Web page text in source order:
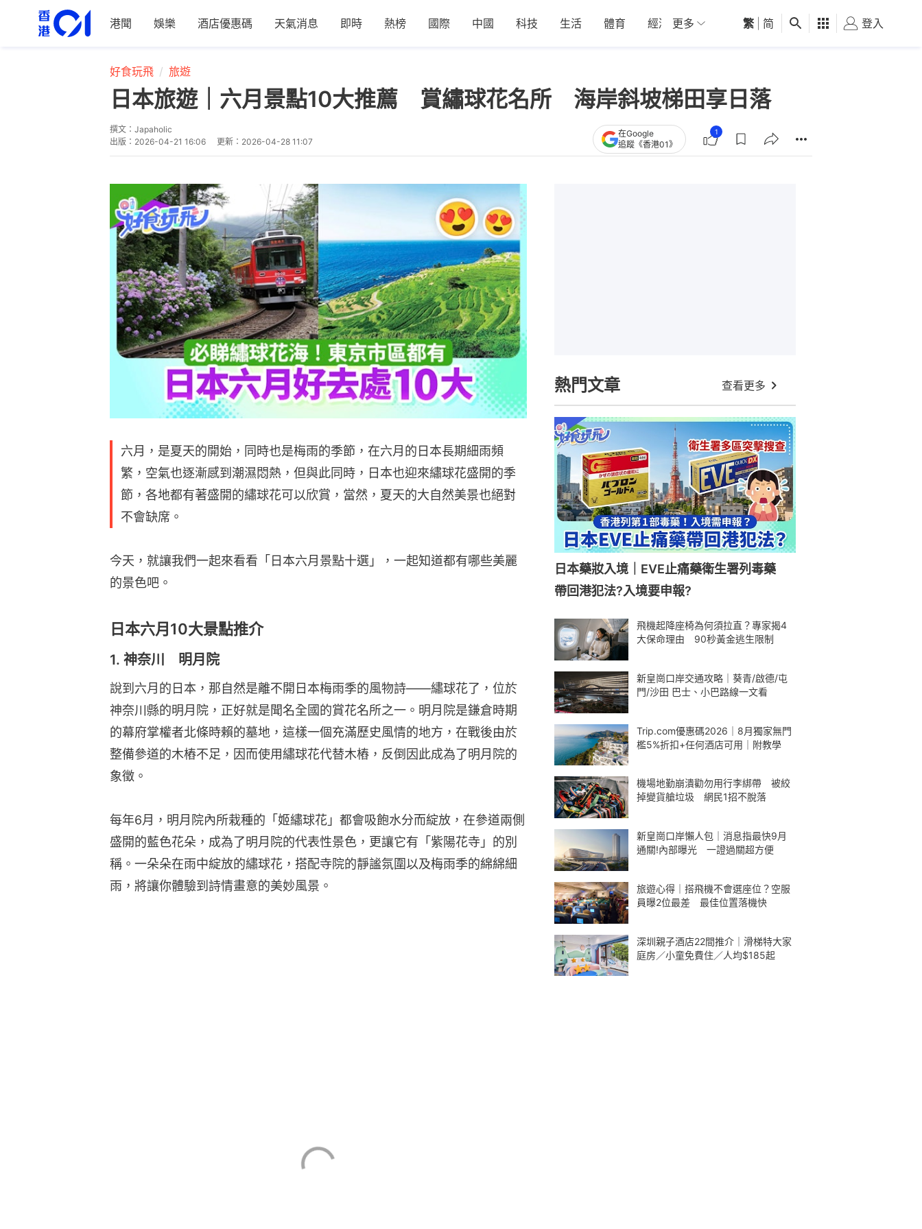
港聞 娛樂 酒店優惠碼 天氣消息 即時 熱榜 國際 中國 科技 生活 體育 經濟 01深圳 觀點 健康 好食玩飛
更多 繁 简 登入
好食玩飛 旅遊
日本旅遊｜六月景點10大推薦 賞繡球花名所 海岸斜坡梯田享日落
撰文： Japaholic
出版： 2026-04-21 16:06 更新： 2026-04-28 11:07
在Google
追蹤《香港01》
1
六月，是夏天的開始，同時也是梅雨的季節，在六月的日本長期細雨頻
繁，空氣也逐漸感到潮濕悶熱，但與此同時，日本也迎來繡球花盛開的季
節，各地都有著盛開的繡球花可以欣賞，當然，夏天的大自然美景也絕對
不會缺席。
今天，就讓我們一起來看看「日本六月景點十選」，一起知道都有哪些美麗
的景色吧。
日本六月10大景點推介
1. 神奈川 明月院
說到六月的日本，那自然是離不開日本梅雨季的風物詩——繡球花了，位於
神奈川縣的明月院，正好就是聞名全國的賞花名所之一。明月院是鎌倉時期
的幕府掌權者北條時賴的墓地，這樣一個充滿歷史風情的地方，在戰後由於
整備參道的木樁不足，因而使用繡球花代替木樁，反倒因此成為了明月院的
象徵。
每年6月，明月院內所栽種的「姬繡球花」都會吸飽水分而綻放，在參道兩側
盛開的藍色花朵，成為了明月院的代表性景色，更讓它有「紫陽花寺」的別
稱。一朵朵在雨中綻放的繡球花，搭配寺院的靜謐氛圍以及梅雨季的綿綿細
雨，將讓你體驗到詩情畫意的美妙風景。
熱門文章 查看更多
日本藥妝入境｜EVE止痛藥衛生署列毒藥
帶回港犯法?入境要申報?
飛機起降座椅為何須拉直？專家揭4
大保命理由 90秒黃金逃生限制
新皇崗口岸交通攻略｜葵青/啟德/屯
門/沙田 巴士、小巴路線一文看
Trip.com優惠碼2026｜8月獨家無門
檻5%折扣+任何酒店可用｜附教學
機場地勤崩潰勸勿用行李綁帶 被絞
掉變貨艙垃圾 網民1招不脫落
新皇崗口岸懶人包｜消息指最快9月
通關!內部曝光 一證過關超方便
旅遊心得｜搭飛機不會選座位？空服
員曝2位最差 最佳位置落機快
深圳親子酒店22間推介｜滑梯特大家
庭房／小童免費住／人均$185起